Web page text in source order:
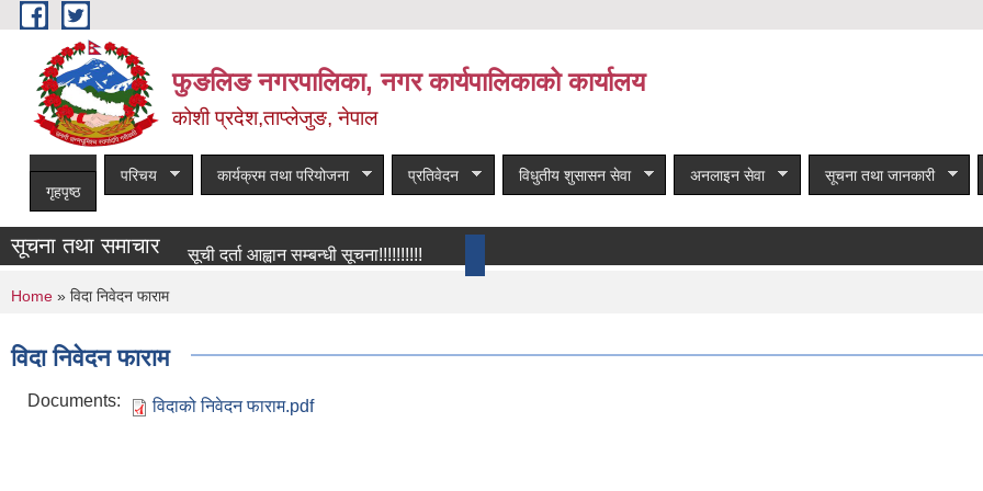
Skip to main content
फुङलिङ नगरपालिका, नगर कार्यपालिकाको कार्यालय
कोशी प्रदेश,ताप्लेजुङ, नेपाल
गृहपृष्ठ
परिचय कार्यक्रम तथा परियोजना प्रतिवेदन विधुतीय शुसासन सेवा अनलाइन सेवा सूचना तथा जानकारी
सूचना तथा समाचारसूची दर्ता आह्वान सम्बन्धी सूचना!!!!!!!!!!
You are here
Home » विदा निवेदन फाराम
विदा निवेदन फाराम
Documents: विदाको निवेदन फाराम.pdf